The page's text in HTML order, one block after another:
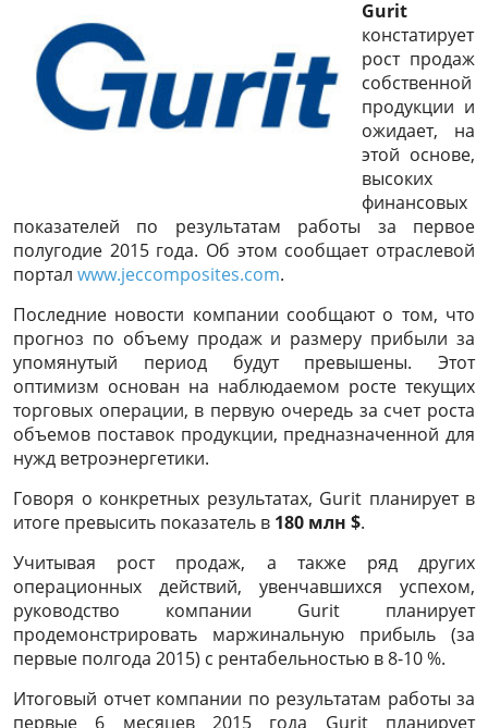
Gurit
констатирует
рост продаж
собственной
продукции и
ожидает, на
этой основе,
высоких
финансовых
показателей по результатам работы за первое
полугодие 2015 года. Об этом сообщает отраслевой
портал www.jeccomposites.com.
Последние новости компании сообщают о том, что
прогноз по объему продаж и размеру прибыли за
упомянутый период будут превышены. Этот
оптимизм основан на наблюдаемом росте текущих
торговых операции, в первую очередь за счет роста
объемов поставок продукции, предназначенной для
нужд ветроэнергетики.
Говоря о конкретных результатах, Gurit планирует в
итоге превысить показатель в 180 млн $.
Учитывая рост продаж, а также ряд других
операционных действий, увенчавшихся успехом,
руководство компании Gurit планирует
продемонстрировать маржинальную прибыль (за
первые полгода 2015) с рентабельностью в 8-10 %.
Итоговый отчет компании по результатам работы за
первые 6 месяцев 2015 года Gurit планирует